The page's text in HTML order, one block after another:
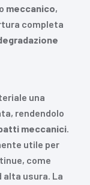
meccanico,
completa
una
rendendolo
meccanici.
utile per
come
alta usura. La